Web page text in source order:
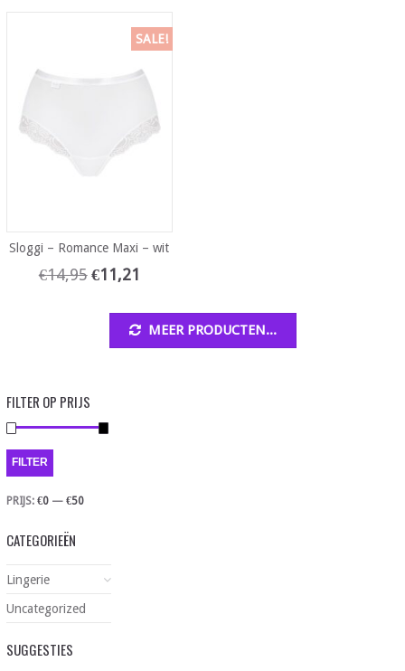
SALE!
Sloggi – Romance Maxi – wit
€14,95 €11,21
MEER PRODUCTEN...
FILTER OP PRIJS
FILTER
PRIJS: €0— €50
CATEGORIEËN
Lingerie
Uncategorized
SUGGESTIES